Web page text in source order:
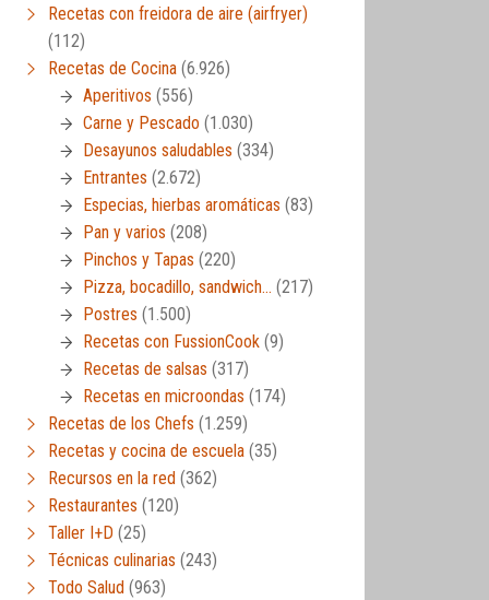
Recetas con freidora de aire (airfryer)
(112)
Recetas de Cocina (6.926)
Aperitivos (556)
Carne y Pescado (1.030)
Desayunos saludables (334)
Entrantes (2.672)
Especias, hierbas aromáticas (83)
Pan y varios (208)
Pinchos y Tapas (220)
Pizza, bocadillo, sandwich… (217)
Postres (1.500)
Recetas con FussionCook (9)
Recetas de salsas (317)
Recetas en microondas (174)
Recetas de los Chefs (1.259)
Recetas y cocina de escuela (35)
Recursos en la red (362)
Restaurantes (120)
Taller I+D (25)
Técnicas culinarias (243)
Todo Salud (963)